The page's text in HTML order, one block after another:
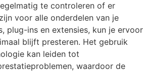
te controleren of er
voor alle onderdelen van je
plug-ins en extensies, kun je ervoor
blijft presteren. Het gebruik
kan leiden tot
waardoor de